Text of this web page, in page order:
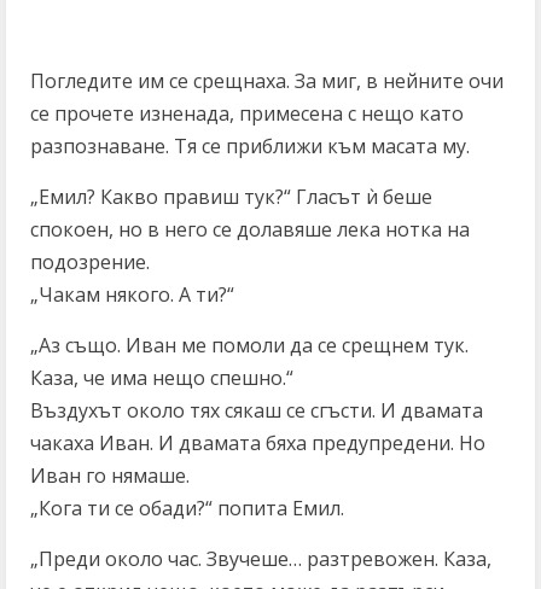
Погледите им се срещнаха. За миг, в нейните очи
се прочете изненада, примесена с нещо като
разпознаване. Тя се приближи към масата му.
„Емил? Какво правиш тук?“ Гласът ѝ беше
спокоен, но в него се долавяше лека нотка на
подозрение.
„Чакам някого. А ти?“
„Аз също. Иван ме помоли да се срещнем тук.
Каза, че има нещо спешно.“
Въздухът около тях сякаш се сгъсти. И двамата
чакаха Иван. И двамата бяха предупредени. Но
Иван го нямаше.
„Кога ти се обади?“ попита Емил.
„Преди около час. Звучеше… разтревожен. Каза,